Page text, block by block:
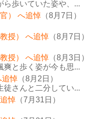
ら歩いていた姿や、...
） へ追悼 （8月7日）
授） へ追悼 （8月7日）
授） へ追悼 （8月3日）
爽と歩く姿が今も思...
追悼 （8月2日）
徒さんと二分してい...
悼 （7月31日）